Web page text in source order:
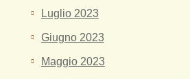
Luglio 2023
Giugno 2023
Maggio 2023